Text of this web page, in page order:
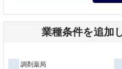
業種条件を追加
調剤薬局